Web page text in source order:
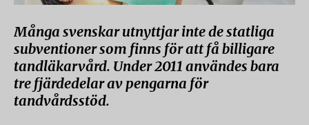
Många svenskar utnyttjar inte de statliga
subventioner som finns för att få billigare
tandläkarvård. Under 2011 användes bara
tre fjärdedelar av pengarna för
tandvårdsstöd.